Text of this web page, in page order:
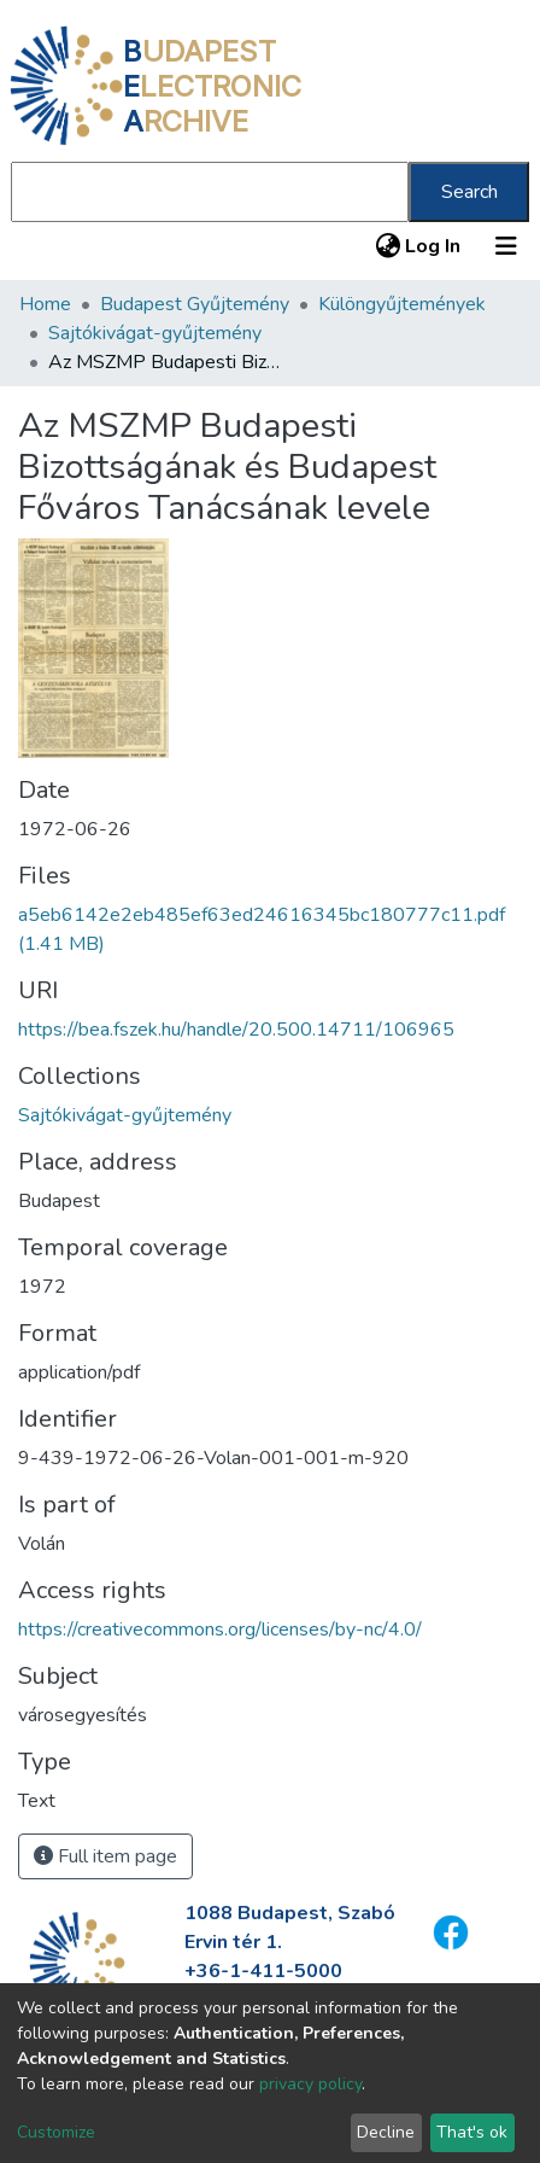
BUDAPEST
ELECTRONIC
ARCHIVE
Search
Log In (current)
Communities & Collections
All of DSpace
About us
Home Budapest Gyűjtemény
Különgyűjtemények
Sajtókivágat-gyűjtemény
Az MSZMP Budapesti Bizottságának és Budapest Főváros Tanácsának levele
Az MSZMP Budapesti
Bizottságának és Budapest
Főváros Tanácsának levele
Date
1972-06-26
Files
a5eb6142e2eb485ef63ed24616345bc180777c11.pdf
(1.41 MB)
URI
https://bea.fszek.hu/handle/20.500.14711/106965
Collections
Sajtókivágat-gyűjtemény
Place, address
Budapest
Temporal coverage
1972
Format
application/pdf
Identifier
9-439-1972-06-26-Volan-001-001-m-920
Is part of
Volán
Access rights
https://creativecommons.org/licenses/by-nc/4.0/
Subject
városegyesítés
Type
Text
Full item page
1088 Budapest, Szabó
Ervin tér 1.
+36-1-411-5000
info@fszek.hu
https://fszek.hu
We collect and process your personal information for the
following purposes: Authentication, Preferences,
Acknowledgement and Statistics.
To learn more, please read our privacy policy.
Customize Decline That's ok